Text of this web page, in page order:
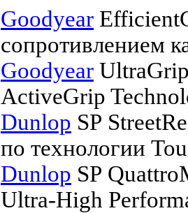
Goodyear
сопротивлением
Goodyear
ActiveGrip
Dunlop SP
по технологии
Dunlop SP
Ultra-High